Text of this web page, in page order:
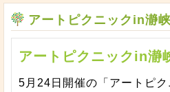
アートピクニックin瀞
アートピクニックin瀞
5月24日開催の「アートピ